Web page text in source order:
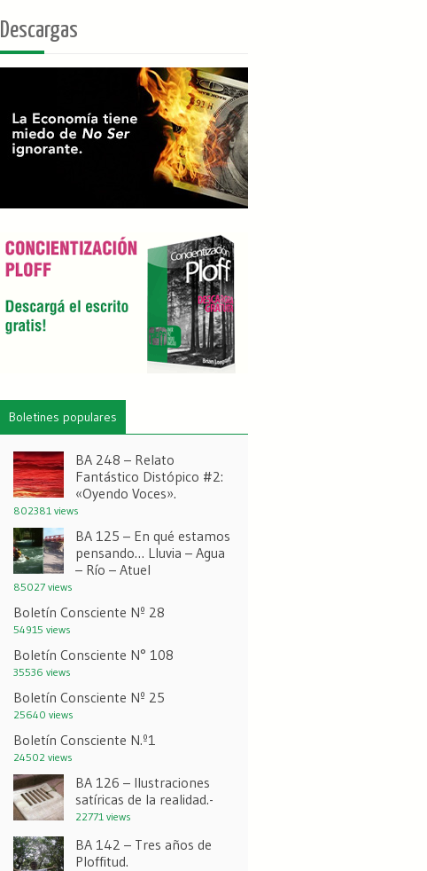
Descargas
Boletines populares
BA 248 – Relato
Fantástico Distópico #2:
«Oyendo Voces».
802381 views
BA 125 – En qué estamos
pensando… Lluvia – Agua
– Río – Atuel
85027 views
Boletín Consciente Nº 28
54915 views
Boletín Consciente N° 108
35536 views
Boletín Consciente Nº 25
25640 views
Boletín Consciente N.º1
24502 views
BA 126 – Ilustraciones
satíricas de la realidad.-
22771 views
BA 142 – Tres años de
Ploffitud.